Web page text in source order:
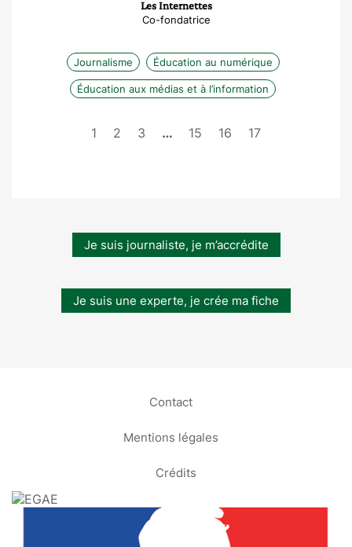
Les Internettes
Co-fondatrice
Journalisme Éducation au numérique
Éducation aux médias et à l’information
1 2 3 … 15 16 17
Je suis journaliste, je m’accrédite
Je suis une experte, je crée ma fiche
Contact
Mentions légales
Crédits